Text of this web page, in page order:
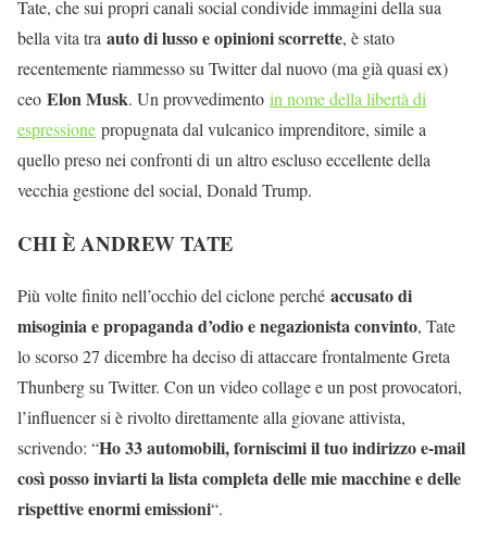
Tate, che sui propri canali social condivide immagini della sua
bella vita tra auto di lusso e opinioni scorrette, è stato
recentemente riammesso su Twitter dal nuovo (ma già quasi ex)
ceo Elon Musk. Un provvedimento in nome della libertà di
espressione propugnata dal vulcanico imprenditore, simile a
quello preso nei confronti di un altro escluso eccellente della
vecchia gestione del social, Donald Trump.
CHI È ANDREW TATE
Più volte finito nell’occhio del ciclone perché accusato di
misoginia e propaganda d’odio e negazionista convinto, Tate
lo scorso 27 dicembre ha deciso di attaccare frontalmente Greta
Thunberg su Twitter. Con un video collage e un post provocatori,
l’influencer si è rivolto direttamente alla giovane attivista,
scrivendo: “Ho 33 automobili, forniscimi il tuo indirizzo e-mail
così posso inviarti la lista completa delle mie macchine e delle
rispettive enormi emissioni“.